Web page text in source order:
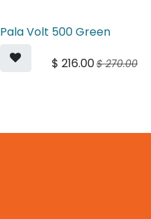
Pala Volt 500 Green
$ 216.00$270.00